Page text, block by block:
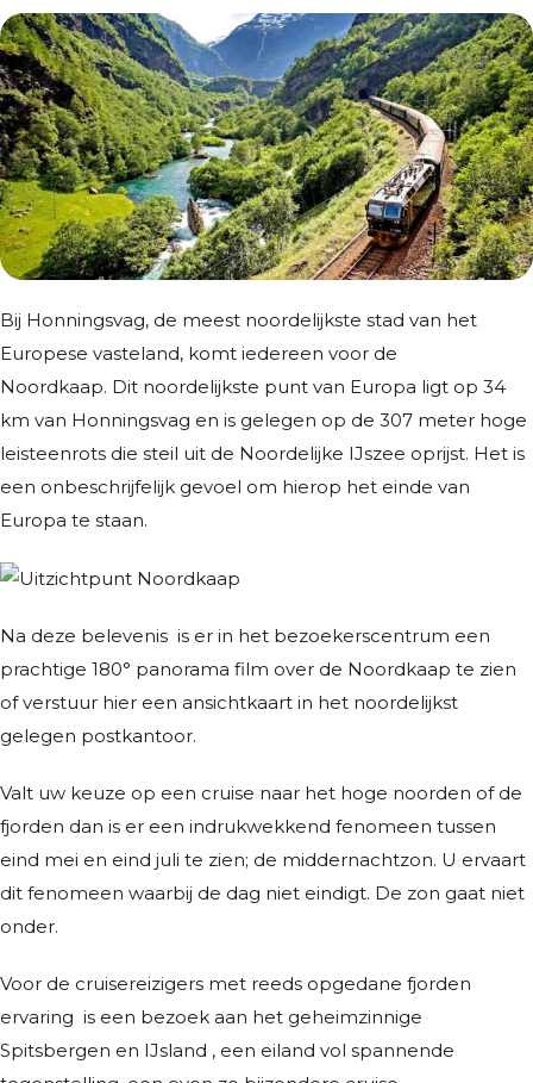
Bij Honningsvag, de meest noordelijkste stad van het
Europese vasteland, komt iedereen voor de
Noordkaap. Dit noordelijkste punt van Europa ligt op 34
km van Honningsvag en is gelegen op de 307 meter hoge
leisteenrots die steil uit de Noordelijke IJszee oprijst. Het is
een onbeschrijfelijk gevoel om hierop het einde van
Europa te staan.
Na deze belevenis is er in het bezoekerscentrum een
prachtige 180° panorama film over de Noordkaap te zien
of verstuur hier een ansichtkaart in het noordelijkst
gelegen postkantoor.
Valt uw keuze op een cruise naar het hoge noorden of de
fjorden dan is er een indrukwekkend fenomeen tussen
eind mei en eind juli te zien; de middernachtzon. U ervaart
dit fenomeen waarbij de dag niet eindigt. De zon gaat niet
onder.
Voor de cruisereizigers met reeds opgedane fjorden
ervaring is een bezoek aan het geheimzinnige
Spitsbergen en IJsland , een eiland vol spannende